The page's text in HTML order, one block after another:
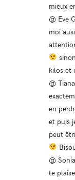
mieux
@ Eve
moi
kilos et
@
en
et puis
peut
@
te plaise